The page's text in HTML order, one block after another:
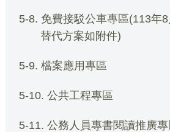
5-8. 免費接駁公車專區(113年8
替代方案如附件)
5-9. 檔案應用專區
5-10. 公共工程專區
5-11. 公務人員專書閱讀推廣專